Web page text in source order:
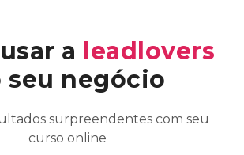
a leadlovers
seu negócio
surpreendentes com seu
curso online